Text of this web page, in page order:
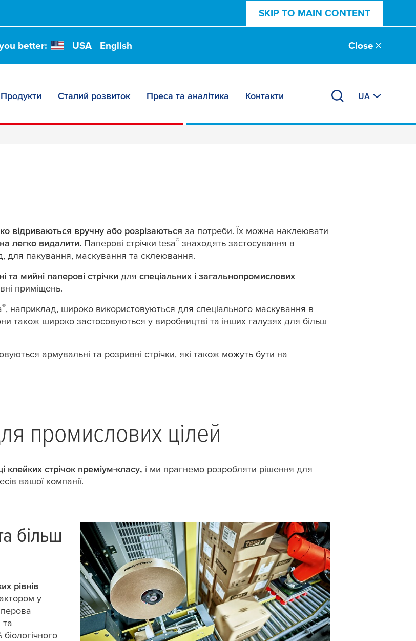
SKIP TO MAIN CONTENT
better: USA English Close
Продукти Сталий розвиток Преса та аналітика Контакти UA
стрічки
відриваються вручну або розрізаються за потреби. Їх можна наклеювати
легко видалити. Паперові стрічки tesa® знаходять застосування в
для пакування, маскування та склеювання.
та мийні паперові стрічки для спеціальних і загальнопромислових
приміщень.
®, наприклад, широко використовуються для спеціального маскування в
також широко застосовуються у виробництві та інших галузях для більш
армувальні та розривні стрічки, які також можуть бути на
промислових цілей
клейких стрічок преміум-класу, і ми прагнемо розробляти рішення для
вашої компанії.
більш
рівнів
у
та